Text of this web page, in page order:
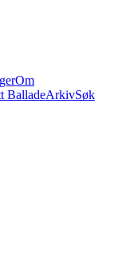
Om
BalladeArkivSøk